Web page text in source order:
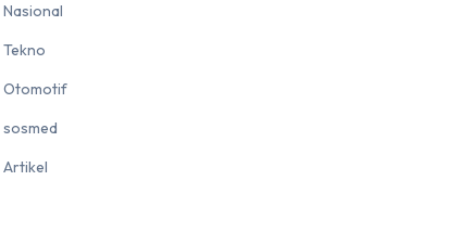
Nasional
Tekno
Otomotif
sosmed
Artikel